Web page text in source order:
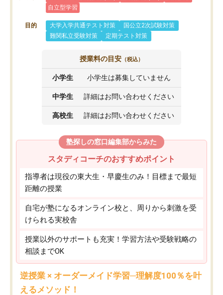
自立型学習
目的 大学入学共通テスト対策
国公立2次試験対策
難関私立受験対策
定期テスト対策
授業料の目安 （税込）
小学生 小学生は募集していません
中学生 詳細はお問い合わせください
高校生 詳細はお問い合わせください
塾探しの窓口編集部からみた
スタディコーチのおすすめポイント
指導者は現役の東大生・早慶生のみ！目標まで最短
距離の授業
自宅が塾になるオンライン校と、周りから刺激を受
けられる実校舎
授業以外のサポートも充実！学習方法や受験戦略の
相談までOK
逆授業 × オーダーメイド学習─理解度100％を叶
えるメソッド！